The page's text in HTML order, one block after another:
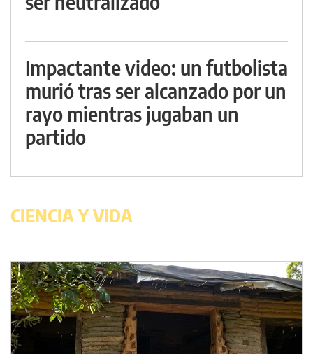
Impactante video: un futbolista
murió tras ser alcanzado por un
rayo mientras jugaban un
partido
CIENCIA Y VIDA